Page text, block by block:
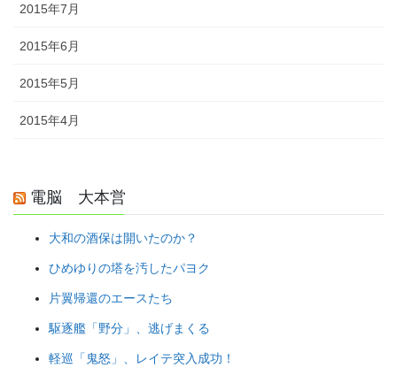
2015年7月
2015年6月
2015年5月
2015年4月
電脳 大本営
大和の酒保は開いたのか？
ひめゆりの塔を汚したパヨク
片翼帰還のエースたち
駆逐艦「野分」、逃げまくる
軽巡「鬼怒」、レイテ突入成功！